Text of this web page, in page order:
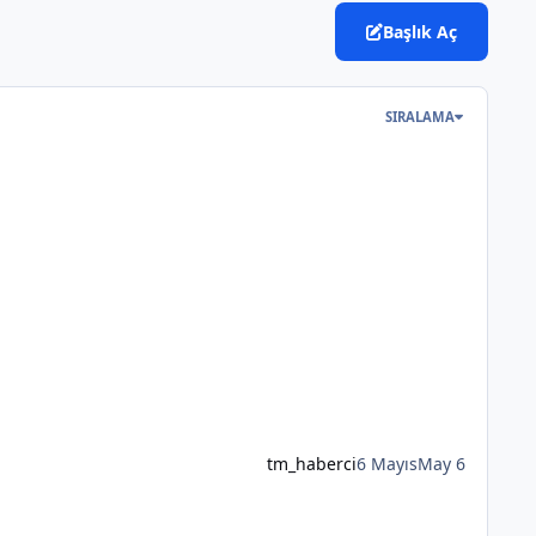
Başlık Aç
SIRALAMA
tm_haberci6 MayısMay 6